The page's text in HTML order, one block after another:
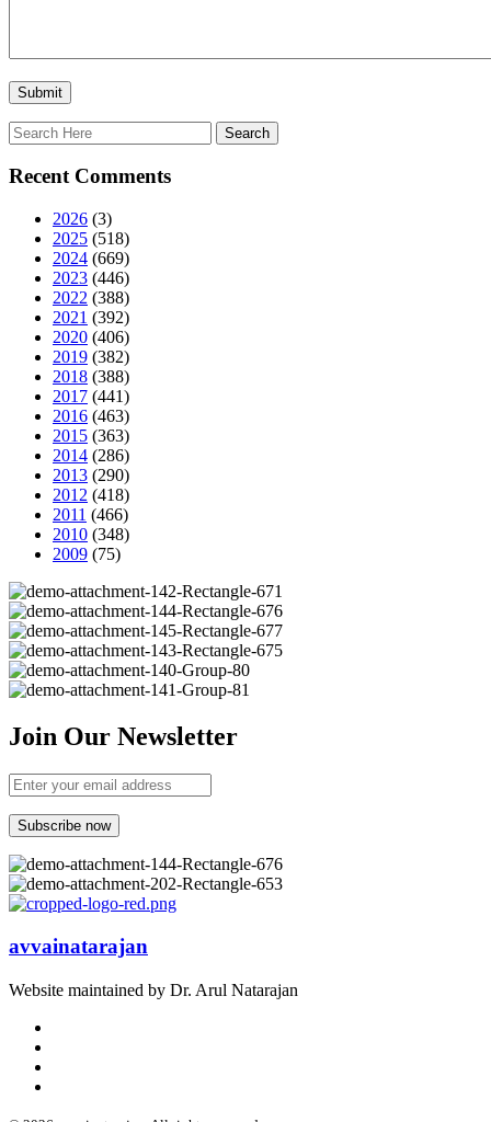
Recent Comments
2026 (3)
2025 (518)
2024 (669)
2023 (446)
2022 (388)
2021 (392)
2020 (406)
2019 (382)
2018 (388)
2017 (441)
2016 (463)
2015 (363)
2014 (286)
2013 (290)
2012 (418)
2011 (466)
2010 (348)
2009 (75)
Join Our Newsletter
avvainatarajan
Website maintained by Dr. Arul Natarajan